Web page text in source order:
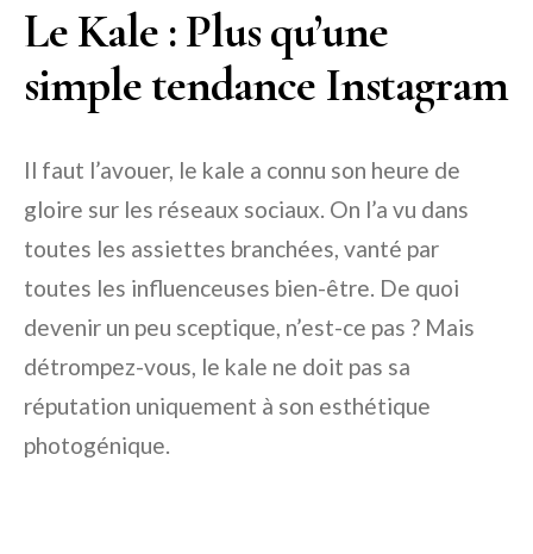
Le Kale : Plus qu’une
simple tendance Instagram
Il faut l’avouer, le kale a connu son heure de
gloire sur les réseaux sociaux. On l’a vu dans
toutes les assiettes branchées, vanté par
toutes les influenceuses bien-être. De quoi
devenir un peu sceptique, n’est-ce pas ? Mais
détrompez-vous, le kale ne doit pas sa
réputation uniquement à son esthétique
photogénique.